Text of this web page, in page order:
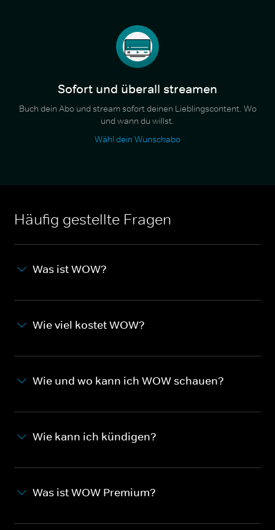
Sofort und überall streamen
Buch dein Abo und stream sofort deinen Lieblingscontent. Wo
und wann du willst.
Wähl dein Wunschabo
Häufig gestellte Fragen
Was ist WOW?
Wie viel kostet WOW?
Wie und wo kann ich WOW schauen?
Wie kann ich kündigen?
Was ist WOW Premium?